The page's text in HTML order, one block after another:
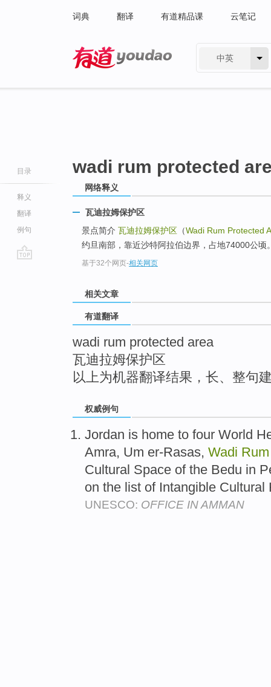
词典 翻译 有道精品课 云笔记
中英
目录
释义
翻译
例句
wadi rum protected
网络释义
瓦迪拉姆保护区
景点简介 瓦迪拉姆保护区 （Wadi Rum Protected
约旦南部，靠近沙特阿拉伯边界，占地74000公顷
基于32个网页-相关网页
相关文章
有道翻译
wadi rum protected area
瓦迪拉姆保护区
以上为机器翻译结果，长、整句
权威例句
Jordan is home to four World
Amra, Um er-Rasas, Wadi Rum
Cultural Space of the Bedu in
on the list of Intangible
UNESCO: OFFICE IN AMMAN